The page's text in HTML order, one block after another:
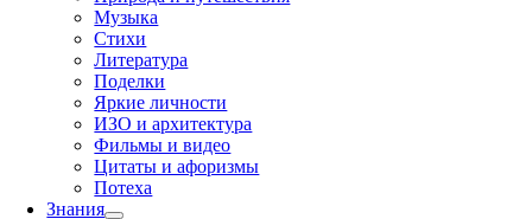
Музыка
Стихи
Литература
Поделки
Яркие личности
ИЗО и архитектура
Фильмы и видео
Цитаты и афоризмы
Потеха
Знания